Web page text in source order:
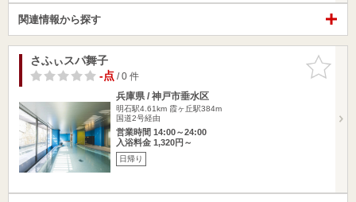
関連情報から探す
お気に入
りに追加
さふぃスパ舞子
-点/ 0 件
兵庫県 / 神戸市垂水区
明石駅4.61km 霞ヶ丘駅384m
国道2号経由
営業時間 14:00～24:00
入浴料金 1,320円～
日帰り